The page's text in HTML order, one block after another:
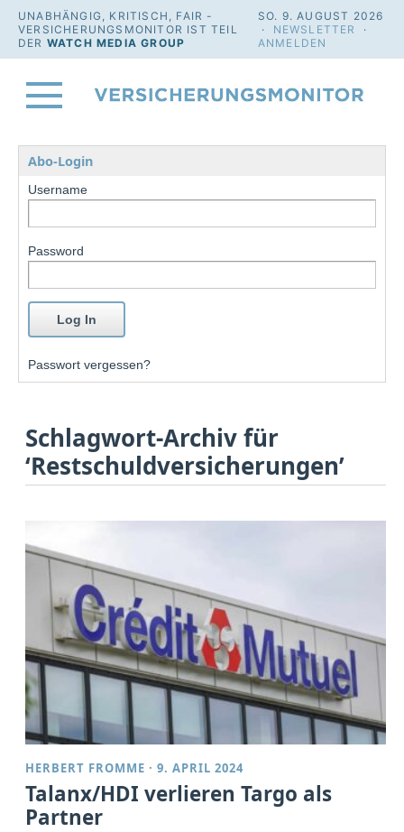
UNABHÄNGIG, KRITISCH, FAIR -
VERSICHERUNGSMONITOR IST TEIL
DER WATCH MEDIA GROUP
SO. 9. AUGUST 2026
· NEWSLETTER
·
ANMELDEN
Abo-Login
Username
Password
Passwort vergessen?
Schlagwort-Archiv für
‘Restschuldversicherungen’
HERBERT FROMME ·9. APRIL 2024
Talanx/HDI verlieren Targo als
Partner